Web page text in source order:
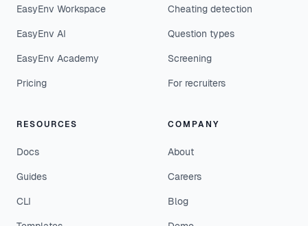
EasyEnv Workspace
EasyEnv AI
EasyEnv Academy
Pricing
Cheating detection
Question types
Screening
For recruiters
RESOURCES
Docs
Guides
CLI
COMPANY
About
Careers
Blog